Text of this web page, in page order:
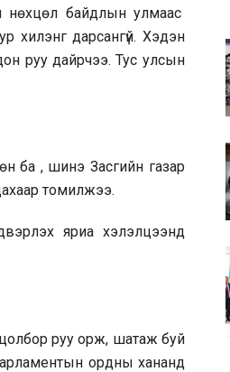
нөхцөл байдлын улмаас
хилэнг дарсангүй. Хэдэн
руу дайрчээ. Тус улсын
ба , шинэ Засгийн газар
томилжээ.
яриа хэлэлцээнд
руу орж, шатаж буй
ордны хананд